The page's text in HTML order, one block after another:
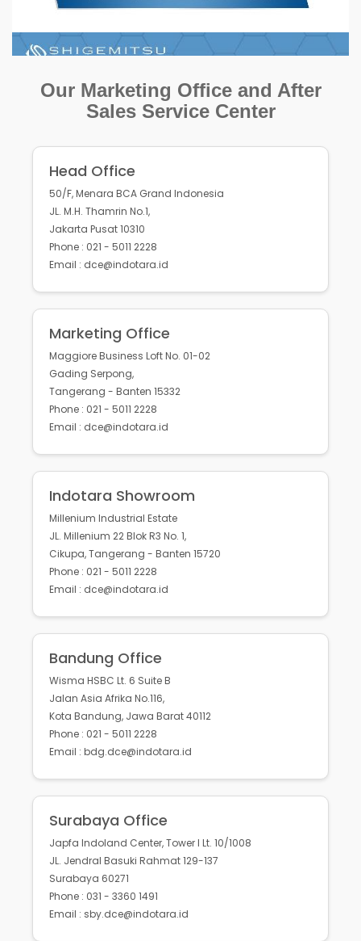
Our Marketing Office and After
Sales Service Center
Head Office
50/F, Menara BCA Grand Indonesia
JL. M.H. Thamrin No.1,
Jakarta Pusat 10310
Phone : 021 - 5011 2228
Email : dce@indotara.id
Marketing Office
Maggiore Business Loft No. 01-02
Gading Serpong,
Tangerang - Banten 15332
Phone : 021 - 5011 2228
Email : dce@indotara.id
Indotara Showroom
Millenium Industrial Estate
JL. Millenium 22 Blok R3 No. 1,
Cikupa, Tangerang - Banten 15720
Phone : 021 - 5011 2228
Email : dce@indotara.id
Bandung Office
Wisma HSBC Lt. 6 Suite B
Jalan Asia Afrika No.116,
Kota Bandung, Jawa Barat 40112
Phone : 021 - 5011 2228
Email : bdg.dce@indotara.id
Surabaya Office
Japfa Indoland Center, Tower I Lt. 10/1008
JL. Jendral Basuki Rahmat 129-137
Surabaya 60271
Phone : 031 - 3360 1491
Email : sby.dce@indotara.id